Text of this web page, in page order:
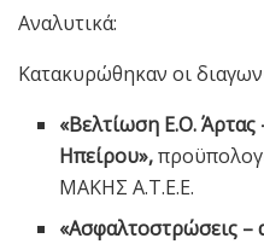
Αναλυτικά:
Κατακυρώθηκαν οι
«Βελτίωση Ε.Ο.
Ηπείρου»,
ΜΑΚΗΣ Α.Τ.Ε.Ε.
«Ασφαλτοστρώσεις –